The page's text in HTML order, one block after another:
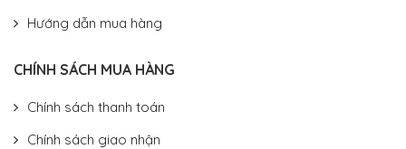
Hướng dẫn mua hàng
CHÍNH SÁCH MUA HÀNG
Chính sách thanh toán
Chính sách giao nhận